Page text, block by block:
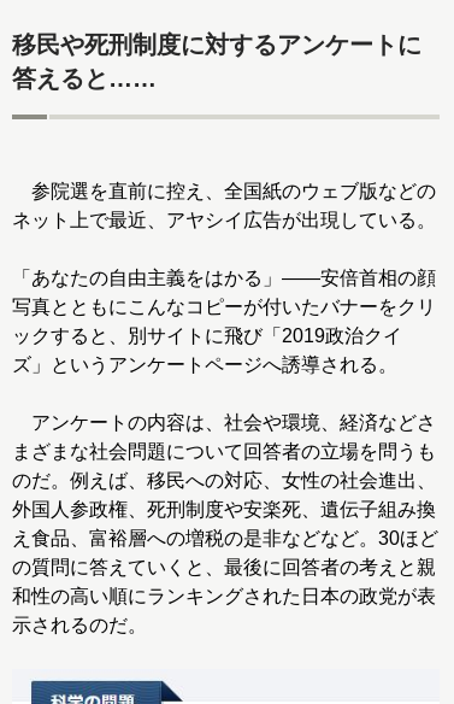
移民や死刑制度に対するアンケートに
答えると……
参院選を直前に控え、全国紙のウェブ版などの
ネット上で最近、アヤシイ広告が出現している。
「あなたの自由主義をはかる」――安倍首相の顔
写真とともにこんなコピーが付いたバナーをクリ
ックすると、別サイトに飛び「2019政治クイ
ズ」というアンケートページへ誘導される。
アンケートの内容は、社会や環境、経済などさ
まざまな社会問題について回答者の立場を問うも
のだ。例えば、移民への対応、女性の社会進出、
外国人参政権、死刑制度や安楽死、遺伝子組み換
え食品、富裕層への増税の是非などなど。30ほど
の質問に答えていくと、最後に回答者の考えと親
和性の高い順にランキングされた日本の政党が表
示されるのだ。